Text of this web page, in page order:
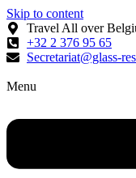
Skip to content
Travel All over
+32 2 376 95 65
Secretariat@glass-
Menu